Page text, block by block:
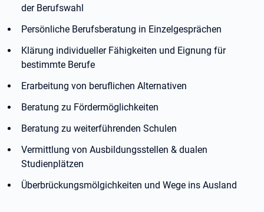
der Berufswahl
Persönliche Berufsberatung in Einzelgesprächen
Klärung individueller Fähigkeiten und Eignung für
bestimmte Berufe
Erarbeitung von beruflichen Alternativen
Beratung zu Fördermöglichkeiten
Beratung zu weiterführenden Schulen
Vermittlung von Ausbildungsstellen & dualen
Studienplätzen
Überbrückungsmölgichkeiten und Wege ins Ausland